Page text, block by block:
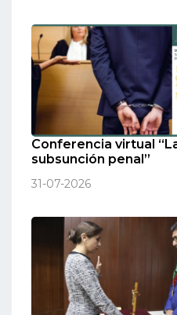
Conferencia virtual
subsunción penal”
31-07-2026